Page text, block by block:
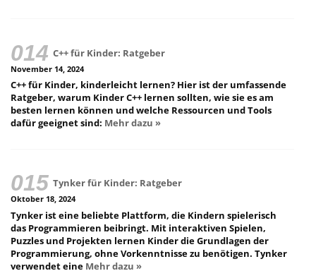
C++ für Kinder: Ratgeber
November 14, 2024
C++ für Kinder, kinderleicht lernen? Hier ist der umfassende
Ratgeber, warum Kinder C++ lernen sollten, wie sie es am
besten lernen können und welche Ressourcen und Tools
dafür geeignet sind: Mehr dazu »
Tynker für Kinder: Ratgeber
Oktober 18, 2024
Tynker ist eine beliebte Plattform, die Kindern spielerisch
das Programmieren beibringt. Mit interaktiven Spielen,
Puzzles und Projekten lernen Kinder die Grundlagen der
Programmierung, ohne Vorkenntnisse zu benötigen. Tynker
verwendet eine Mehr dazu »